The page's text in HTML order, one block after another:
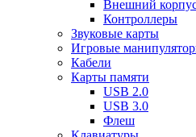
Внешний
Контроллеры
Звуковые карты
Игровые
Кабели
Карты памяти
USB 2.0
USB 3.0
Флеш